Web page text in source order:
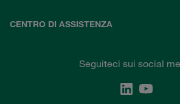
CENTRO DI ASSISTENZA
Seguiteci sui social